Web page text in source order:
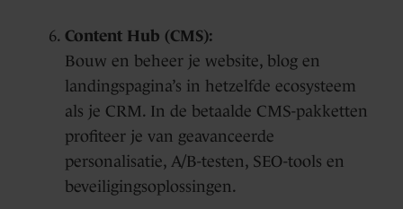
Content Hub (CMS):
Bouw en beheer je website, blog en
landingspagina’s in hetzelfde ecosysteem
als je CRM. In de betaalde CMS-pakketten
profiteer je van geavanceerde
personalisatie, A/B-testen, SEO-tools en
beveiligingsoplossingen.